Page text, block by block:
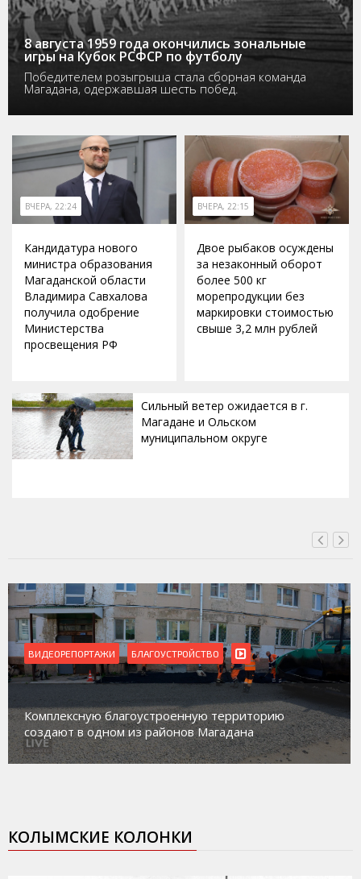
8 августа 1959 года окончились зональные
игры на Кубок РСФСР по футболу
Победителем розыгрыша стала сборная команда
Магадана, одержавшая шесть побед.
ВЧЕРА, 22:24
Кандидатура нового
министра образования
Магаданской области
Владимира Савхалова
получила одобрение
Министерства
просвещения РФ
ВЧЕРА, 22:15
Двое рыбаков осуждены
за незаконный оборот
более 500 кг
морепродукции без
маркировки стоимостью
свыше 3,2 млн рублей
Сильный ветер ожидается в г.
Магадане и Ольском
муниципальном округе
ВИДЕОРЕПОРТАЖИ БЛАГОУСТРОЙСТВО
Комплексную благоустроенную территорию
создают в одном из районов Магадана
КОЛЫМСКИЕ КОЛОНКИ